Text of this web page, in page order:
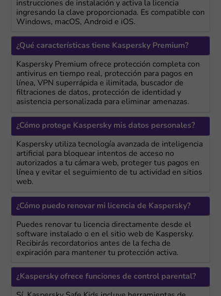
instrucciones de instalación y activa la licencia
ingresando la clave proporcionada. Es compatible con
Windows, macOS, Android e iOS.
¿Qué características tiene Kaspersky Premium?
Kaspersky Premium ofrece protección completa con
antivirus en tiempo real, protección para pagos en
línea, VPN superrápida e ilimitada, buscador de
filtraciones de datos, protección de identidad y
asistencia personalizada para eliminar amenazas.
¿Cómo protege Kaspersky mis datos personales?
Kaspersky utiliza tecnología avanzada de inteligencia
artificial para bloquear intentos de acceso no
autorizados a tu cámara web, proteger tus pagos en
línea y evitar el seguimiento de tu actividad en sitios
web.
¿Cómo puedo renovar mi licencia de Kaspersky?
Puedes renovar tu licencia directamente desde el
software instalado o en el sitio web de Kaspersky.
Recibirás recordatorios antes de la fecha de
expiración para mantener tu protección activa.
¿Kaspersky ofrece funciones de control parental?